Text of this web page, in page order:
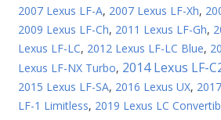
2007 Lexus LF-A, 2007 Lexus LF-Xh,
2009 Lexus LF-Ch, 2011 Lexus LF-Gh,
Lexus LF-LC, 2012 Lexus LF-LC Blue,
Lexus LF-NX Turbo, 2014 Lexus LF-
2015 Lexus LF-SA, 2016 Lexus UX,
LF-1 Limitless, 2019 Lexus LC